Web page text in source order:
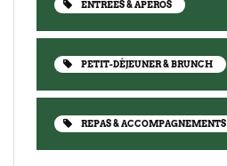
ENTRÉES & APÉROS
PETIT-DÉJEUNER & BRUNCH
REPAS & ACCOMPAGNEMENTS